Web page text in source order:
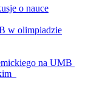
o nauce
w olimpiadzie
na UMB